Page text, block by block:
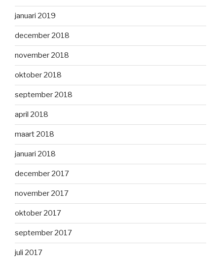
januari 2019
december 2018
november 2018
oktober 2018
september 2018
april 2018
maart 2018
januari 2018
december 2017
november 2017
oktober 2017
september 2017
juli 2017